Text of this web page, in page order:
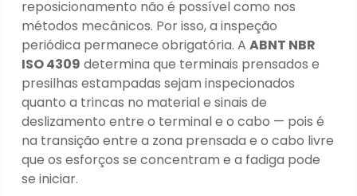
reposicionamento não é possível como nos
métodos mecânicos. Por isso, a inspeção
periódica permanece obrigatória. AABNT NBR
ISO 4309 determina que terminais prensados e
presilhas estampadas sejam inspecionados
quanto a trincas no material e sinais de
deslizamento entre o terminal e o cabo — pois é
na transição entre a zona prensada e o cabo livre
que os esforços se concentram e a fadiga pode
se iniciar.